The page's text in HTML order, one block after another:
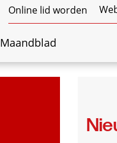
Online lid worden
Maandblad